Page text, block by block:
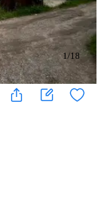
1/18